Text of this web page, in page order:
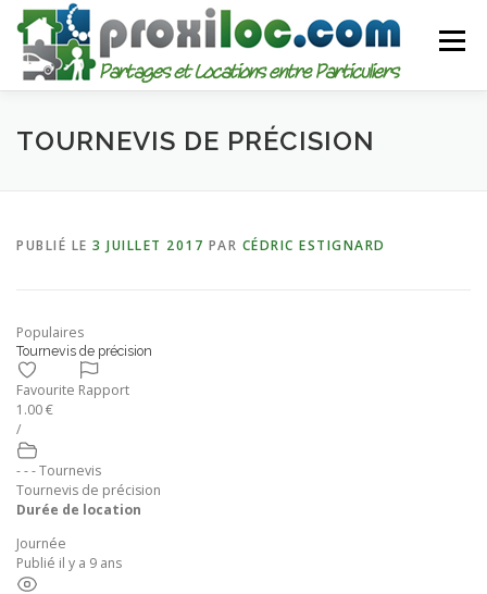
Aller
contenu
Menu
CATEGORIES AJOUTER UNE ANNONCE
TOURNEVIS DE PRÉCISION
PUBLIÉ LE 3 JUILLET 2017 PAR CÉDRIC ESTIGNARD
Populaires
Tournevis de précision
Favourite Rapport
1.00 €
/
- - - Tournevis
Tournevis de précision
Durée de location
Journée
Publié il y a 9 ans